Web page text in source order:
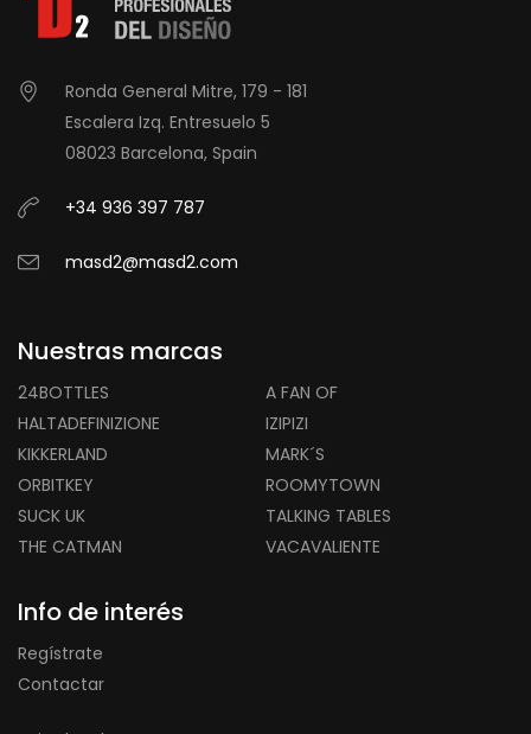
Ronda General Mitre, 179 - 181
Escalera Izq. Entresuelo 5
08023 Barcelona, Spain
+34 936 397 787
masd2@masd2.com
Nuestras marcas
24BOTTLES
A FAN OF
HALTADEFINIZIONE
IZIPIZI
KIKKERLAND
MARK´S
ORBITKEY
ROOMYTOWN
SUCK UK
TALKING TABLES
THE CATMAN
VACAVALIENTE
Info de interés
Regístrate
Contactar